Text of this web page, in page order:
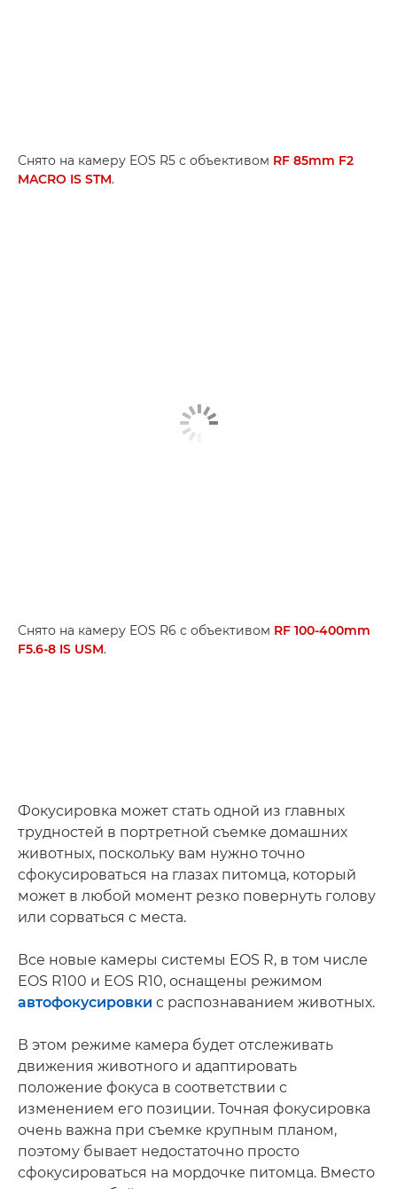
Снято на камеру EOS R5 с объективом RF 85mm F2
MACRO IS STM.
Снято на камеру EOS R6 с объективом RF 100-400mm
F5.6-8 IS USM.
Фокусировка может стать одной из главных
трудностей в портретной съемке домашних
животных, поскольку вам нужно точно
сфокусироваться на глазах питомца, который
может в любой момент резко повернуть голову
или сорваться с места.
Все новые камеры системы EOS R, в том числе
EOS R100 и EOS R10, оснащены режимом
автофокусировки с распознаванием животных.
В этом режиме камера будет отслеживать
движения животного и адаптировать
положение фокуса в соответствии с
изменением его позиции. Точная фокусировка
очень важна при съемке крупным планом,
поэтому бывает недостаточно просто
сфокусироваться на мордочке питомца. Вместо